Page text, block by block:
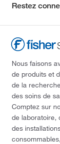
Restez
Nous faisons
de produits et
de la
des soins de
Comptez sur
de laboratoire,
des